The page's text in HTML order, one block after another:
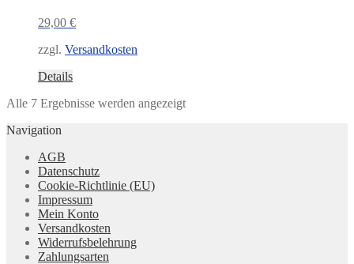
29,00 €
zzgl. Versandkosten
Details
Alle 7 Ergebnisse werden angezeigtNach
Navigation
AGB
Datenschutz
Cookie-Richtlinie (EU)
Impressum
Mein Konto
Versandkosten
Widerrufsbelehrung
Zahlungsarten